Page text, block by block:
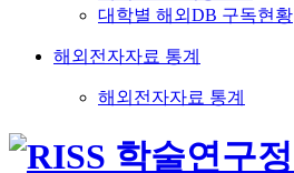
대학별 해외DB 구독현황
해외전자자료 통계
해외전자자료 통계